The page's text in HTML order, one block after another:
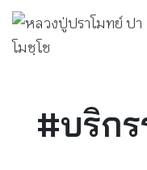
#บริก